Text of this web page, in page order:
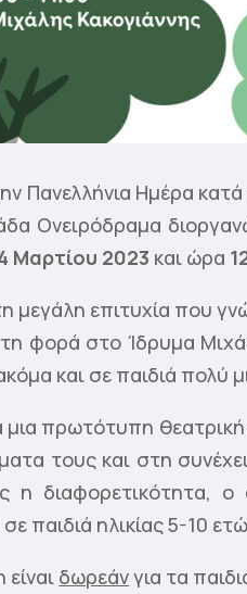
Πανελλήνια Ημέρα κατά
Ονειρόδραμα
Μαρτίου 2023 και ώρα
μεγάλη επιτυχία που
φορά στο Ίδρυμα
και σε παιδιά πολύ
μια πρωτότυπη
τους και στη
η διαφορετικότητα,
παιδιά ηλικίας 5-10
δωρεάνγια τα